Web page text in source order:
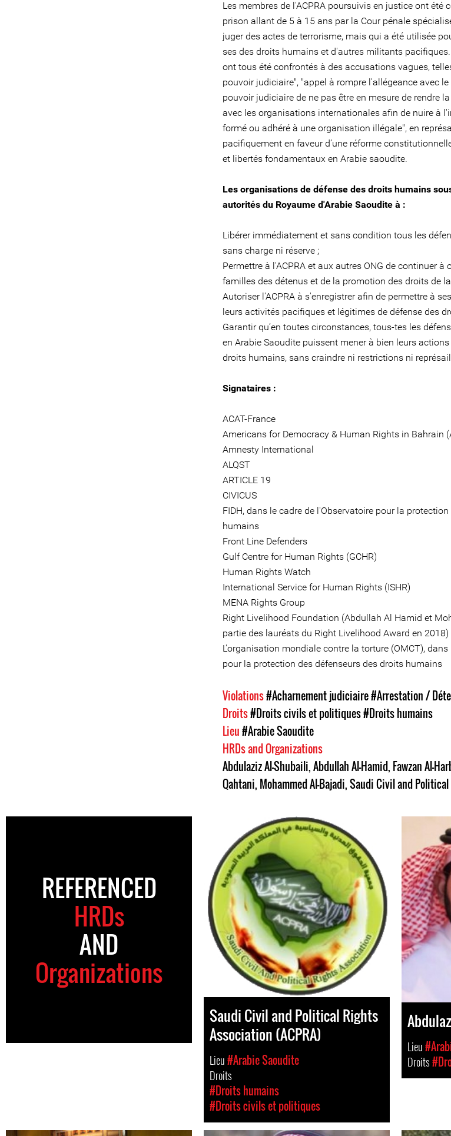
Les membres de l'ACPRA poursuivis en justice ont été
prison allant de 5 à 15 ans par la Cour pénale
juger des actes de terrorisme, mais qui a été utilisée
ses des droits humains et d'autres militants pacifiques.
ont tous été confrontés à des accusations vagues,
pouvoir judiciaire", "appel à rompre l'allégeance avec
pouvoir judiciaire de ne pas être en mesure de rendre
avec les organisations internationales afin de nuire à
formé ou adhéré à une organisation illégale", en
pacifiquement en faveur d’une réforme
et libertés fondamentaux en Arabie saoudite.
Les organisations de défense des droits humains
autorités du Royaume d'Arabie Saoudite à :
Libérer immédiatement et sans condition tous les
sans charge ni réserve ;
Permettre à l'ACPRA et aux autres ONG de continuer
familles des détenus et de la promotion des droits de
Autoriser l'ACPRA à s'enregistrer afin de permettre à
leurs activités pacifiques et légitimes de défense des
Garantir qu’en toutes circonstances, tous-tes les
en Arabie Saoudite puissent mener à bien leurs
droits humains, sans craindre ni restrictions ni
Signataires :
ACAT-France
Americans for Democracy & Human Rights in Bahrain
Amnesty International
ALQST
ARTICLE 19
CIVICUS
FIDH, dans le cadre de l'Observatoire pour la
humains
Front Line Defenders
Gulf Centre for Human Rights (GCHR)
Human Rights Watch
International Service for Human Rights (ISHR)
MENA Rights Group
Right Livelihood Foundation (Abdullah Al Hamid et
partie des lauréats du Right Livelihood Award en 2018)
L'organisation mondiale contre la torture (OMCT),
pour la protection des défenseurs des droits humains
Violations#Acharnement judiciaire#Arrestation /
Droits#Droits civils et politiques#Droits humains
Lieu#Arabie Saoudite
HRDs and Organizations
Abdulaziz Al-Shubaili,Abdullah Al-Hamid, Fawzan Al-
Qahtani, Mohammed Al-Bajadi,Saudi Civil and Political
REFERENCED
HRDs
AND
Organizations
Saudi Civil and Political Rights
Association (ACPRA)
Lieu#Arabie Saoudite
Droits
#Droits humains
#Droits civils et politiques
Lieu
Droits